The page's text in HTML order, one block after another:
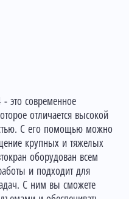
это современное
отличается высокой
С его помощью можно
крупных и тяжелых
оборудован всем
и подходит для
С ним вы сможете